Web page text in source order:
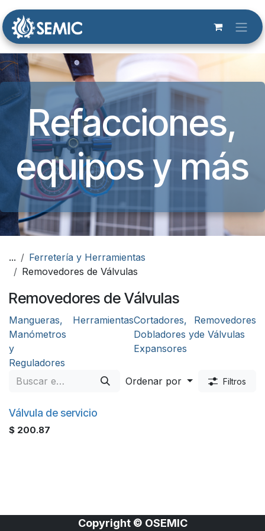
Ir al contenido
Refacciones,
equipos y más​
...
Ferretería y Herramientas
Removedores de Válvulas
Removedores de Válvulas
Mangueras,
Manómetros
y
Reguladores
HerramientasCortadores,
Dobladores y
Expansores
Removedores
de Válvulas
Ordenar por Filtros
Válvula de servicio
$ 200.87
Copyright © OSEMIC